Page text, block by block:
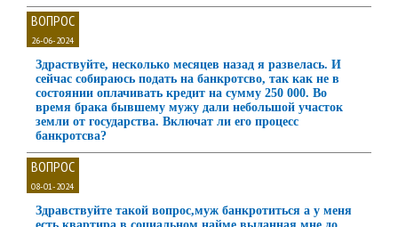
ВОПРОС
26-06-2024
Здраствуйте, несколько месяцев назад я развелась. И
сейчас собираюсь подать на банкротсво, так как не в
состоянии оплачивать кредит на сумму 250 000. Во
время брака бывшему мужу дали небольшой участок
земли от государства. Включат ли его процесс
банкротсва?
ВОПРОС
08-01-2024
Здравствуйте такой вопрос,муж банкротиться а у меня